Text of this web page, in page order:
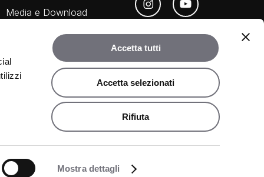
Mostra dettagli
Accetta tutti
Accetta selezionati
Rifiuta
Media e Download